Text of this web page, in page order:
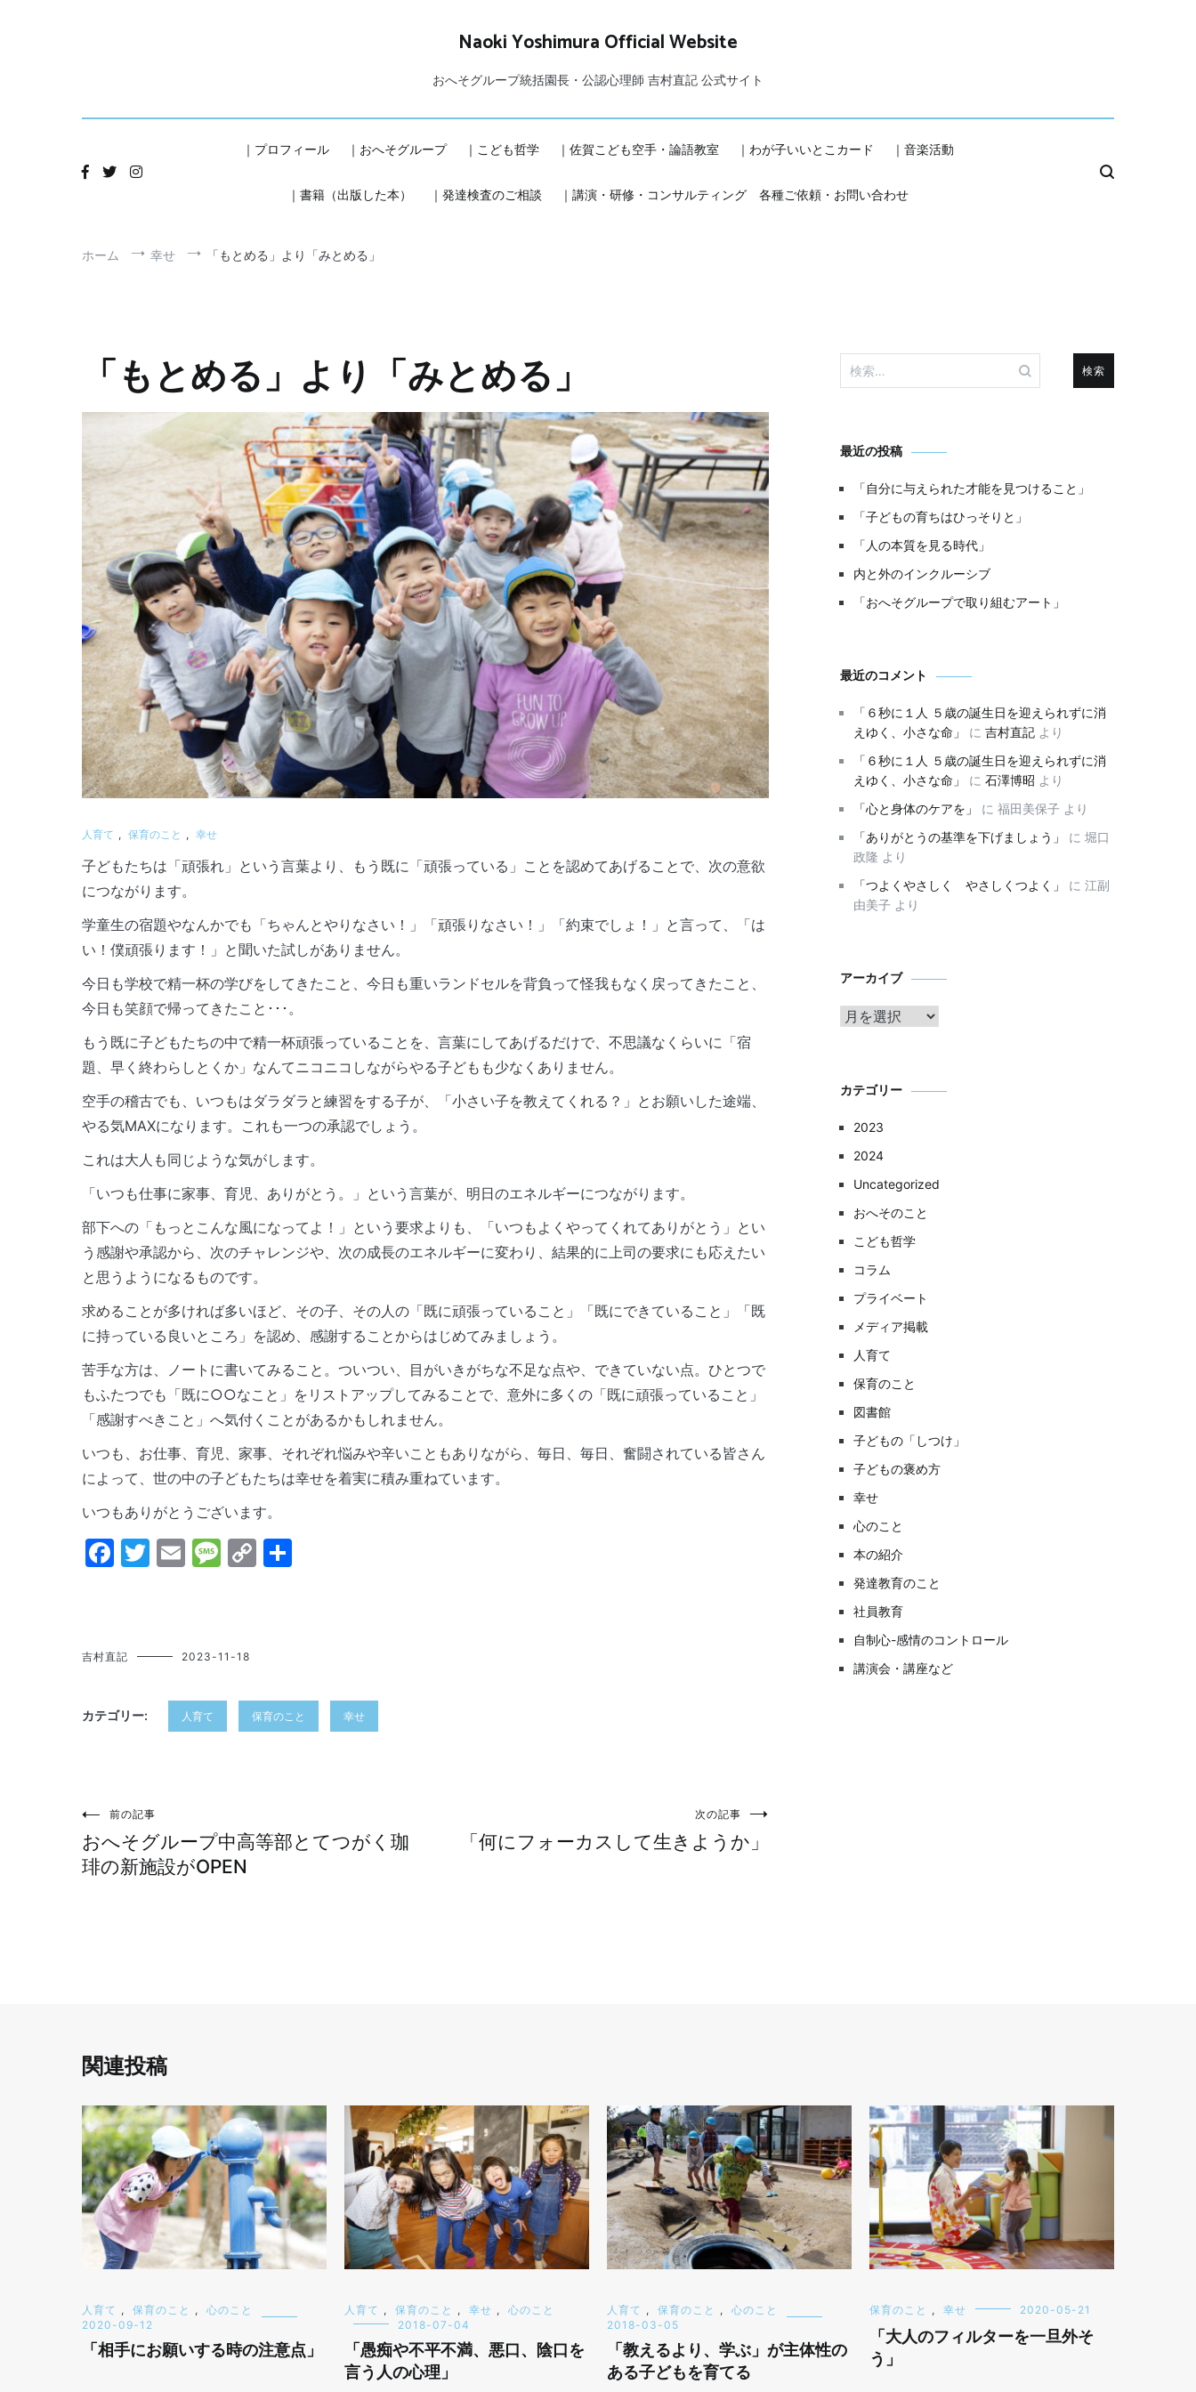
Naoki Yoshimura Official Website
おへそグループ統括園長・公認心理師 吉村直記 公式サイト
｜プロフィール ｜おへそグループ ｜こども哲学 ｜佐賀こども空手・論語教室 ｜わが子いいとこカード ｜音楽活動
｜書籍（出版した本） ｜発達検査のご相談 ｜講演・研修・コンサルティング 各種ご依頼・お問い合わせ
ホーム 幸せ 「もとめる」より「みとめる」
「もとめる」より「みとめる」
人育て , 保育のこと , 幸せ
子どもたちは「頑張れ」という言葉より、もう既に「頑張っている」ことを認めてあげることで、次の意欲
につながります。
学童生の宿題やなんかでも「ちゃんとやりなさい！」「頑張りなさい！」「約束でしょ！」と言って、「は
い！僕頑張ります！」と聞いた試しがありません。
今日も学校で精一杯の学びをしてきたこと、今日も重いランドセルを背負って怪我もなく戻ってきたこと、
今日も笑顔で帰ってきたこと･･･。
もう既に子どもたちの中で精一杯頑張っていることを、言葉にしてあげるだけで、不思議なくらいに「宿
題、早く終わらしとくか」なんてニコニコしながらやる子どもも少なくありません。
空手の稽古でも、いつもはダラダラと練習をする子が、「小さい子を教えてくれる？」とお願いした途端、
やる気MAXになります。これも一つの承認でしょう。
これは大人も同じような気がします。
「いつも仕事に家事、育児、ありがとう。」という言葉が、明日のエネルギーにつながります。
部下への「もっとこんな風になってよ！」という要求よりも、「いつもよくやってくれてありがとう」とい
う感謝や承認から、次のチャレンジや、次の成長のエネルギーに変わり、結果的に上司の要求にも応えたい
と思うようになるものです。
求めることが多ければ多いほど、その子、その人の「既に頑張っていること」「既にできていること」「既
に持っている良いところ」を認め、感謝することからはじめてみましょう。
苦手な方は、ノートに書いてみること。ついつい、目がいきがちな不足な点や、できていない点。ひとつで
もふたつでも「既に○○なこと」をリストアップしてみることで、意外に多くの「既に頑張っていること」
「感謝すべきこと」へ気付くことがあるかもしれません。
いつも、お仕事、育児、家事、それぞれ悩みや辛いこともありながら、毎日、毎日、奮闘されている皆さん
によって、世の中の子どもたちは幸せを着実に積み重ねています。
いつもありがとうございます。
Facebook
Twitter
EmailMessage
Copy
吉村直記 2023-11-18
カテゴリー: 人育て 保育のこと 幸せ
投
稿
ー
シ
ョ
ン
前の記事
おへそグループ中高等部とてつがく珈
琲の新施設がOPEN
次の記事
「何にフォーカスして生きようか」
検
索:
最近の投稿
「自分に与えられた才能を見つけること」
「子どもの育ちはひっそりと」
「人の本質を見る時代」
内と外のインクルーシブ
「おへそグループで取り組むアート」
最近のコメント
「６秒に１人 ５歳の誕生日を迎えられずに消
えゆく、小さな命」
に 吉村直記 より
「６秒に１人 ５歳の誕生日を迎えられずに消
えゆく、小さな命」
に 石澤博昭 より
「心と身体のケアを」
に 福田美保子 より
「ありがとうの基準を下げましょう」
に 堀口
政隆 より
「つよくやさしく やさしくつよく」
に 江副
由美子 より
アーカイブア
カテゴリー
2023
2024
Uncategorized
おへそのこと
こども哲学
コラム
プライベート
メディア掲載
人育て
保育のこと
図書館
子どもの「しつけ」
子どもの褒め方
幸せ
心のこと
本の紹介
発達教育のこと
社員教育
自制心-感情のコントロール
講演会・講座など
関連投稿
人育て , 保育のこと ,
心のこと
2020-09-12
「相手にお願いする時の注意点」
人育て , 保育のこと , 幸せ ,
心のこと
2018-07-04
「愚痴や不平不満、悪口、陰口を
言う人の心理」
人育て , 保育のこと ,
心のこと
2018-03-05
「教えるより、学ぶ」が主体性の
ある子どもを育てる
保育のこと , 幸せ 2020-05-21
「大人のフィルターを一旦外そ
う」